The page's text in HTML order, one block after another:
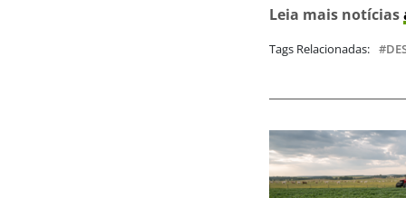
Leia mais notícias
Tags Relacionadas: